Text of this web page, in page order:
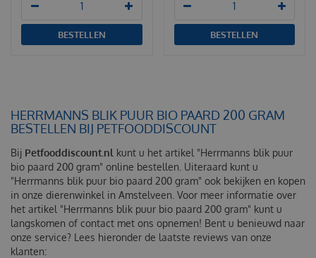
BESTELLEN BESTELLEN
HERRMANNS BLIK PUUR BIO PAARD 200 GRAM
BESTELLEN BIJ PETFOODDISCOUNT
Bij Petfooddiscount.nl kunt u het artikel "Herrmanns blik puur
bio paard 200 gram" online bestellen. Uiteraard kunt u
"Herrmanns blik puur bio paard 200 gram" ook bekijken en kopen
in onze dierenwinkel in Amstelveen. Voor meer informatie over
het artikel "Herrmanns blik puur bio paard 200 gram" kunt u
langskomen of contact met ons opnemen! Bent u benieuwd naar
onze service? Lees hieronder de laatste reviews van onze
klanten: